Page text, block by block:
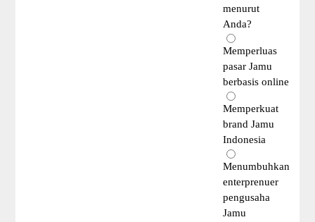
menurut
Anda?
Memperluas
pasar Jamu
berbasis online
Memperkuat
brand Jamu
Indonesia
Menumbuhkan
enterprenuer
pengusaha
Jamu